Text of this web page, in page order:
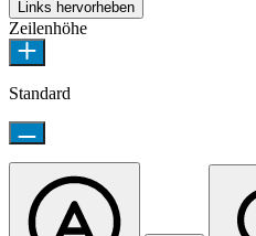
Links hervorheben
Zeilenhöhe
Standard